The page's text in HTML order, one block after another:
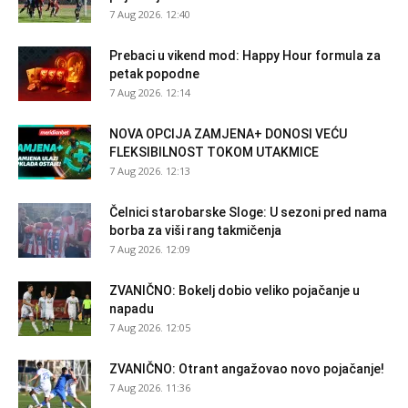
7 Aug 2026. 12:40
Prebaci u vikend mod: Happy Hour formula za
petak popodne
7 Aug 2026. 12:14
NOVA OPCIJA ZAMJENA+ DONOSI VEĆU
FLEKSIBILNOST TOKOM UTAKMICE
7 Aug 2026. 12:13
Čelnici starobarske Sloge: U sezoni pred nama
borba za viši rang takmičenja
7 Aug 2026. 12:09
ZVANIČNO: Bokelj dobio veliko pojačanje u
napadu
7 Aug 2026. 12:05
ZVANIČNO: Otrant angažovao novo pojačanje!
7 Aug 2026. 11:36